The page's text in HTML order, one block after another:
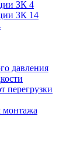
ЗК 4
ЗК 14
давления
перегрузки